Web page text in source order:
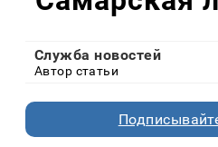
Служба новостей
Автор статьи